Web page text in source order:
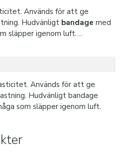
Används för att ge
Hudvänligt bandage med
släpper igenom luft….
Används för att ge
Hudvänligt bandage
som släpper igenom luft.